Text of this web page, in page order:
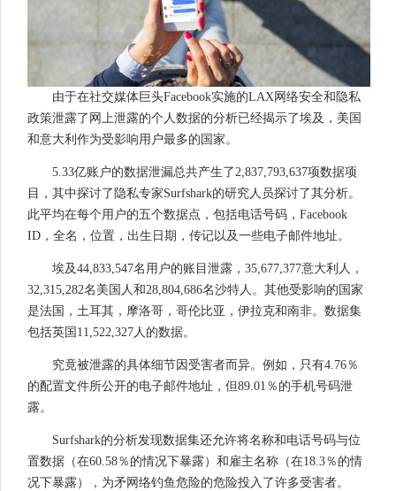
由于在社交媒体巨头Facebook实施的LAX网络安全和隐私
政策泄露了网上泄露的个人数据的分析已经揭示了埃及，美国
和意大利作为受影响用户最多的国家。
5.33亿账户的数据泄漏总共产生了2,837,793,637项数据项
目，其中探讨了隐私专家Surfshark的研究人员探讨了其分析。
此平均在每个用户的五个数据点，包括电话号码，Facebook
ID，全名，位置，出生日期，传记以及一些电子邮件地址。
埃及44,833,547名用户的账目泄露，35,677,377意大利人，
32,315,282名美国人和28,804,686名沙特人。其他受影响的国家
是法国，土耳其，摩洛哥，哥伦比亚，伊拉克和南非。数据集
包括英国11,522,327人的数据。
究竟被泄露的具体细节因受害者而异。例如，只有4.76％
的配置文件所公开的电子邮件地址，但89.01％的手机号码泄
露。
Surfshark的分析发现数据集还允许将名称和电话号码与位
置数据（在60.58％的情况下暴露）和雇主名称（在18.3％的情
况下暴露），为矛网络钓鱼危险的危险投入了许多受害者。